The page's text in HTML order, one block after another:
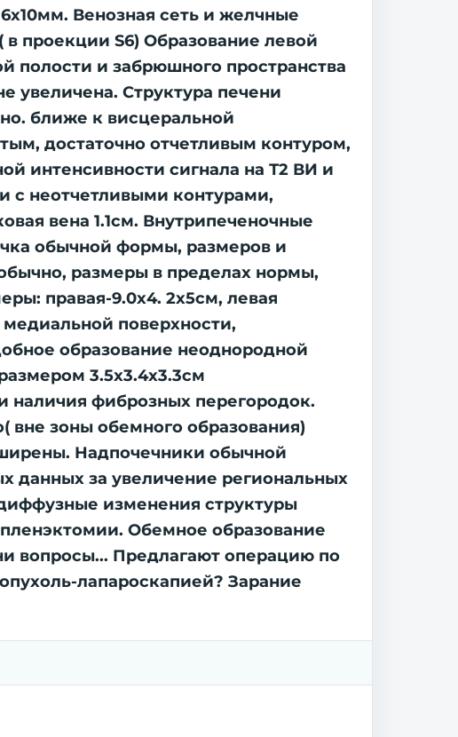
Венозная сеть и желчные
проекции S6) Образование левой
полости и забрюшного пространства
увеличена. Структура печени
ближе к висцеральной
достаточно отчетливым контуром,
интенсивности сигнала на Т2 ВИ и
с неотчетливыми контурами,
вена 1.1см. Внутрипеченочные
обычной формы, размеров и
размеры в пределах нормы,
правая-9.0х4. 2х5см, левая
поверхности,
образование неоднородной
3.5х3.4х3.3см
наличия фиброзных перегородок.
вне зоны обемного образования)
Надпочечники обычной
данных за увеличение региональных
изменения структуры
Обемное образование
вопросы... Предлагают операцию по
лапароскапией? Зарание